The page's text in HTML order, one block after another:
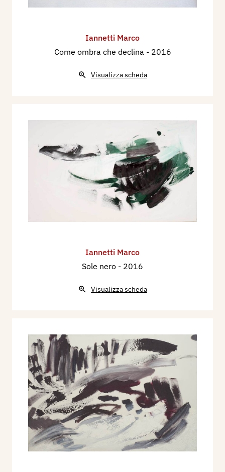
Iannetti Marco
Come ombra che declina - 2016
Visualizza scheda
Iannetti Marco
Sole nero - 2016
Visualizza scheda